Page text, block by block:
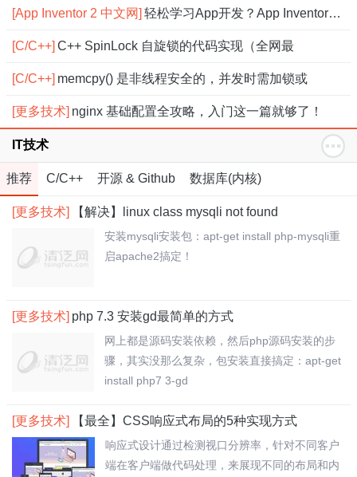
[App Inventor 2 中文网] 轻松学习App开发？App Inventor 2 中文网搞定！
[C/C++] C++ SpinLock 自旋锁的代码实现（全网最
[C/C++] memcpy() 是非线程安全的，并发时需加锁或
[更多技术] nginx 基础配置全攻略，入门这一篇就够了！
IT技术
推荐 C/C++ 开源 & Github 数据库(内核)
[更多技术] 【解决】linux class mysqli not found
安装mysqli安装包：apt-get install php-mysqli重
启apache2搞定！
[更多技术] php 7.3 安装gd最简单的方式
网上都是源码安装依赖，然后php源码安装的步
骤，其实没那么复杂，包安装直接搞定：apt-get
install php7 3-gd
[更多技术] 【最全】CSS响应式布局的5种实现方式
响应式设计通过检测视口分辨率，针对不同客户
端在客户端做代码处理，来展现不同的布局和内